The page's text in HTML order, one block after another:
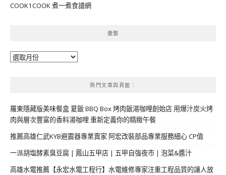
COOK1COOK 煮一煮食譜網
彙整
彙
熱門文章與頁面︰
羅東隱藏版美味餐盒 夏飯 BBQ Box 烤肉飯湯咖哩創始店 用爆汁炭火烤
肉與層次豐富的香料湯咖哩 重新定義你的精緻午餐
推薦高雄仁武KYB避震器專業賣家 阿宏改裝部品專業服務細心 CP值
一派胡塩酵素臭豆腐 | 鳳山五甲店 | 五甲自強夜市 | 泡菜&醬汁
高雄水電推薦【永宏水電工程行】水電維修專家注重工程品質的讓人放